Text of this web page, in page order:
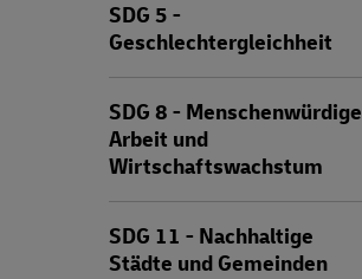
SDG 5 -
Geschlechtergleichheit
SDG 8 - Menschenwürdige
Arbeit und
Wirtschaftswachstum
SDG 11 - Nachhaltige
Städte und Gemeinden